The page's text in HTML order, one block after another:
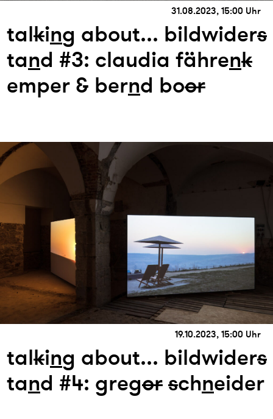
31.08.2023, 15:00 Uhr
talking about... bildwiders
tand #3: claudia fährenk
emper & bernd boor
19.10.2023, 15:00 Uhr
talking about... bildwiders
tand #4: gregorschneider